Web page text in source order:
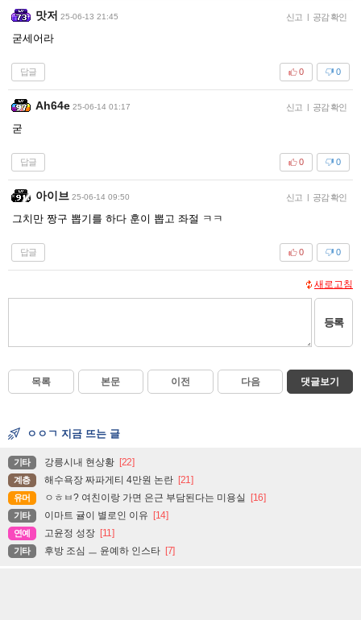
맛저 25-06-13 21:45 신고 | 공감 확인
굳세어라
답글 0
0
Ah64e 25-06-14 01:17 신고 | 공감 확인
굳
답글 0
0
아이브 25-06-14 09:50 신고 | 공감 확인
그치만 짱구 뽑기를 하다 훈이 뽑고 좌절 ㅋㅋ
답글 0
0
새로고침
등록
목록 본문 이전 다음 댓글보기
ㅇㅇㄱ 지금 뜨는 글
기타 강릉시내 현상황 [22]
계층 해수욕장 짜파게티 4만원 논란 [21]
유머 ㅇㅎㅂ? 여친이랑 가면 은근 부담된다는 미용실 [16]
기타 이마트 귤이 별로인 이유 [14]
연예 고윤정 성장 [11]
기타 후방 조심 ㅡ 윤예하 인스타 [7]